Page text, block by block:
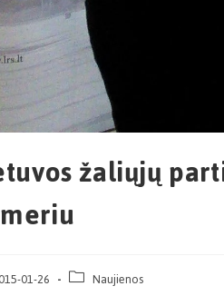
žaliųjų
01-26 Naujienos